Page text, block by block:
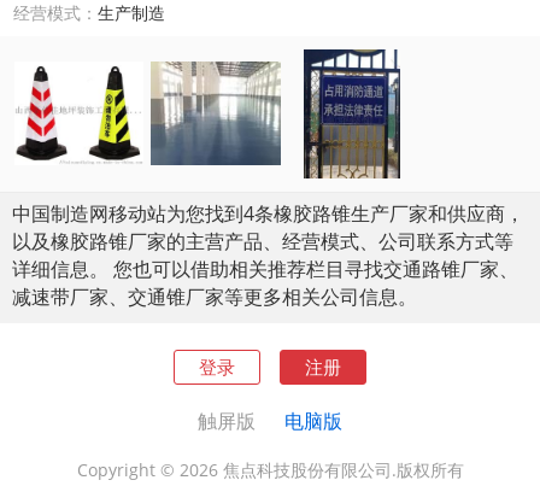
经营模式：生产制造
中国制造网移动站为您找到4条橡胶路锥生产厂家和供应商，
以及橡胶路锥厂家的主营产品、经营模式、公司联系方式等
详细信息。 您也可以借助相关推荐栏目寻找交通路锥厂家、
减速带厂家、交通锥厂家等更多相关公司信息。
登录 注册
触屏版 电脑版
Copyright © 2026 焦点科技股份有限公司.版权所有